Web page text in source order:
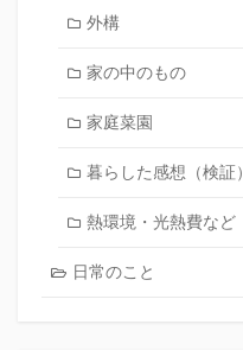
外構
家の中のもの
家庭菜園
暮らした感想（検証）
熱環境・光熱費など
日常のこと